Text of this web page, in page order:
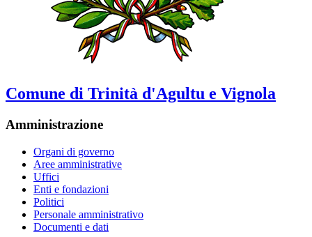
Comune di Trinità d'Agultu e Vignola
Amministrazione
Organi di governo
Aree amministrative
Uffici
Enti e fondazioni
Politici
Personale amministrativo
Documenti e dati